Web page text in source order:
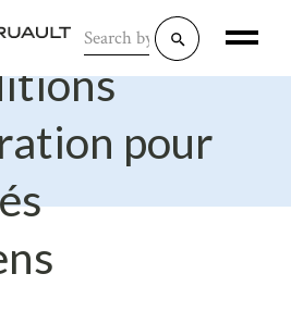
Search
for:
sur
pour